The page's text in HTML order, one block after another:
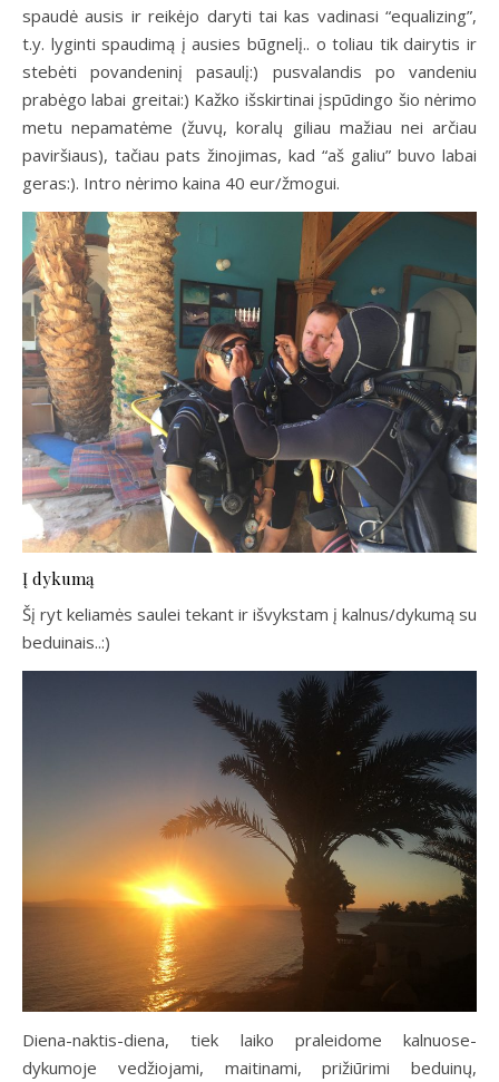
spaudė ausis ir reikėjo daryti tai kas vadinasi “equalizing”,
t.y. lyginti spaudimą į ausies būgnelį.. o toliau tik dairytis ir
stebėti povandeninį pasaulį:) pusvalandis po vandeniu
prabėgo labai greitai:) Kažko išskirtinai įspūdingo šio nėrimo
metu nepamatėme (žuvų, koralų giliau mažiau nei arčiau
paviršiaus), tačiau pats žinojimas, kad “aš galiu” buvo labai
geras:). Intro nėrimo kaina 40 eur/žmogui.
Į dykumą
Šį ryt keliamės saulei tekant ir išvykstam į kalnus/dykumą su
beduinais..:)
Diena-naktis-diena, tiek laiko praleidome kalnuose-
dykumoje vedžiojami, maitinami, prižiūrimi beduinų,